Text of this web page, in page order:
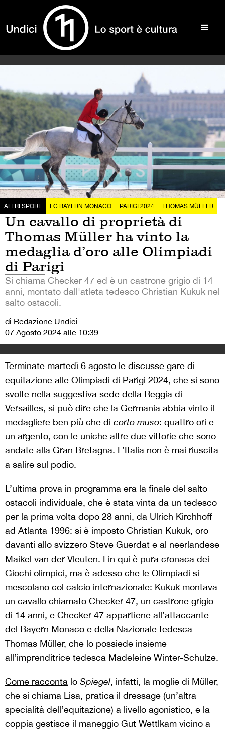
ALTRI SPORT FC BAYERN MONACO PARIGI 2024 THOMAS MÜLLER
Un cavallo di proprietà di
Thomas Müller ha vinto la
medaglia d’oro alle Olimpiadi
di Parigi
Si chiama Checker 47 ed è un castrone grigio di 14
anni, montato dall'atleta tedesco Christian Kukuk nel
salto ostacoli.
di Redazione Undici
07 Agosto 2024 alle 10:39
Terminate martedì 6 agosto le discusse gare di
equitazione alle Olimpiadi di Parigi 2024, che si sono
svolte nella suggestiva sede della Reggia di
Versailles, si può dire che la Germania abbia vinto il
medagliere ben più che di corto muso: quattro ori e
un argento, con le uniche altre due vittorie che sono
andate alla Gran Bretagna. L’Italia non è mai riuscita
a salire sul podio.
L’ultima prova in programma era la finale del salto
ostacoli individuale, che è stata vinta da un tedesco
per la prima volta dopo 28 anni, da Ulrich Kirchhoff
ad Atlanta 1996: si è imposto Christian Kukuk, oro
davanti allo svizzero Steve Guerdat e al neerlandese
Maikel van der Vleuten. Fin qui è pura cronaca dei
Giochi olimpici, ma è adesso che le Olimpiadi si
mescolano col calcio internazionale: Kukuk montava
un cavallo chiamato Checker 47, un castrone grigio
di 14 anni, e Checker 47 appartiene all’attaccante
del Bayern Monaco e della Nazionale tedesca
Thomas Müller, che lo possiede insieme
all’imprenditrice tedesca Madeleine Winter-Schulze.
Come racconta lo Spiegel, infatti, la moglie di Müller,
che si chiama Lisa, pratica il dressage (un’altra
specialità dell’equitazione) a livello agonistico, e la
coppia gestisce il maneggio Gut Wettlkam vicino a